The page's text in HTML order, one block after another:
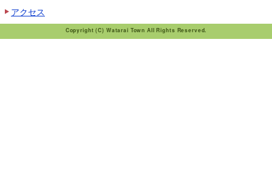
アクセス
Copyright (C) Watarai Town All Rights Reserved.